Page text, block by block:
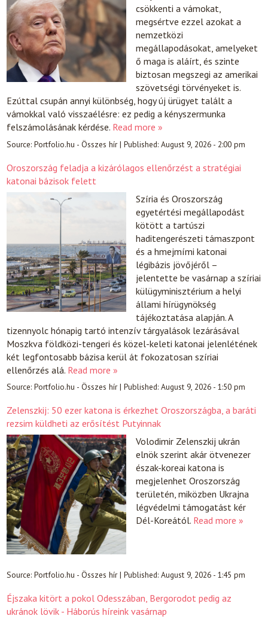
csökkenti a vámokat,
megsértve ezzel azokat a
nemzetközi
megállapodásokat, amelyeket
ő maga is aláírt, és szinte
biztosan megszegi az amerikai
szövetségi törvényeket is.
Ezúttal csupán annyi különbség, hogy új ürügyet talált a
vámokkal való visszaélésre: ez pedig a kényszermunka
felszámolásának kérdése. Read more »
Source:Portfolio.hu - Összes hír|Published:August 9, 2026 - 2:00 pm
Oroszország feladja a kizárólagos ellenőrzést a stratégiai
katonai bázisok felett
Szíria és Oroszország
egyetértési megállapodást
kötött a tartúszi
haditengerészeti támaszpont
és a hmejmími katonai
légibázis jövőjéről –
jelentette be vasárnap a szíriai
külügyminisztérium a helyi
állami hírügynökség
tájékoztatása alapján. A
tizennyolc hónapig tartó intenzív tárgyalások lezárásával
Moszkva földközi-tengeri és közel-keleti katonai jelenlétének
két legfontosabb bázisa kerül át fokozatosan szíriai
ellenőrzés alá. Read more »
Source:Portfolio.hu - Összes hír|Published:August 9, 2026 - 1:50 pm
Zelenszkij: 50 ezer katona is érkezhet Oroszországba, a baráti
rezsim küldheti az erősítést Putyinnak
Volodimir Zelenszkij ukrán
elnök szerint akár ötvenezer
észak-koreai katona is
megjelenhet Oroszország
területén, miközben Ukrajna
légvédelmi támogatást kér
Dél-Koreától. Read more »
Source:Portfolio.hu - Összes hír|Published:August 9, 2026 - 1:45 pm
Éjszaka kitört a pokol Odesszában, Bergorodot pedig az
ukránok lövik - Háborús híreink vasárnap